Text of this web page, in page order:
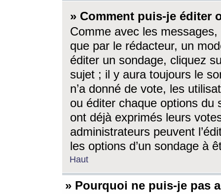
» Comment puis-je éditer
Comme avec les
que par le rédacteur, un
éditer un sondage, cliquez
sujet ; il y aura toujours le
n’a donné de vote, les
ou éditer chaque options du
ont déjà exprimés leurs
administrateurs peuvent
les options d’un sondage à
Haut
» Pourquoi ne puis-je pas